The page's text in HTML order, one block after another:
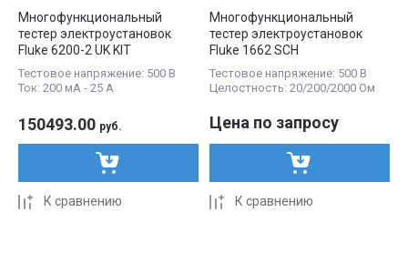
Многофункциональный
тестер электроустановок
Fluke 6200-2 UK KIT
Тестовое напряжение: 500 В
Ток: 200 мА - 25 А
150493.00 руб.
К сравнению
Многофункциональный
тестер электроустановок
Fluke 1662 SCH
Тестовое напряжение: 500 В
Целостность: 20/200/2000 Ом
Цена по запросу
К сравнению